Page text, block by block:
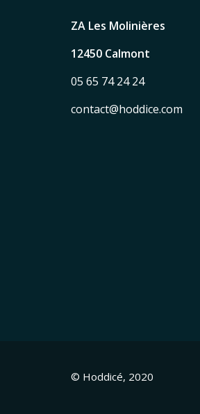
ZA Les Molinières
12450 Calmont
05 65 74 24 24
contact@hoddice.com
© Hoddicé, 2020